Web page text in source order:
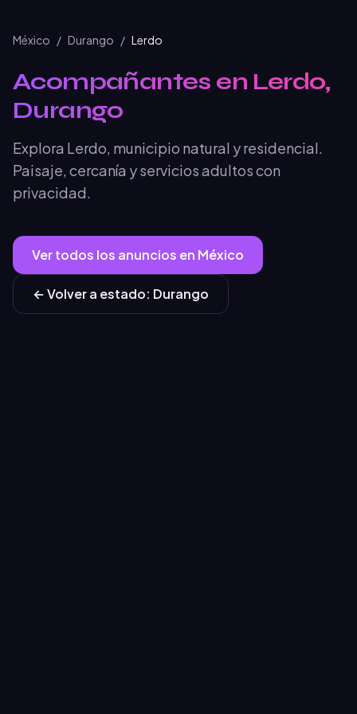
México / Durango / Lerdo
Acompañantes en Lerdo,
Durango
Explora Lerdo, municipio natural y residencial.
Paisaje, cercanía y servicios adultos con
privacidad.
Ver todos los anuncios en México
← Volver a estado: Durango